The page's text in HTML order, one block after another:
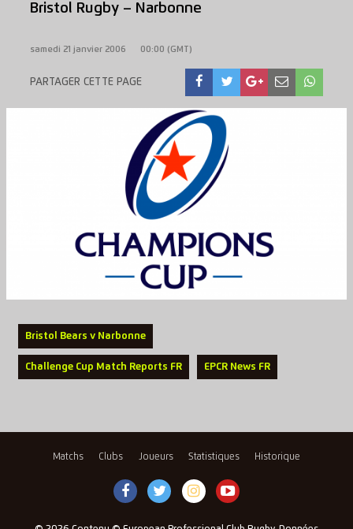
Bristol Rugby – Narbonne
samedi 21 janvier 2006 00:00 (GMT)
PARTAGER CETTE PAGE
Bristol Bears v Narbonne
Challenge Cup Match Reports FR EPCR News FR
Matchs Clubs Joueurs Statistiques Historique